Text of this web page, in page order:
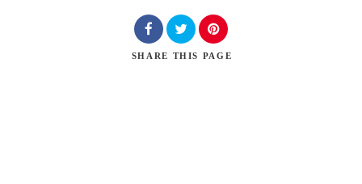
SHARE THIS PAGE